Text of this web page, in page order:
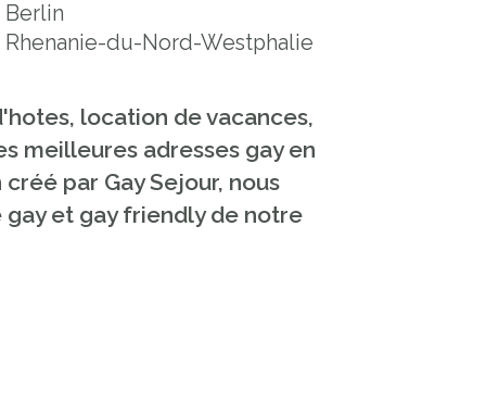
Berlin
Rhenanie-du-Nord-Westphalie
location de vacances,
meilleures adresses gay en
par Gay Sejour, nous
et gay friendly de notre